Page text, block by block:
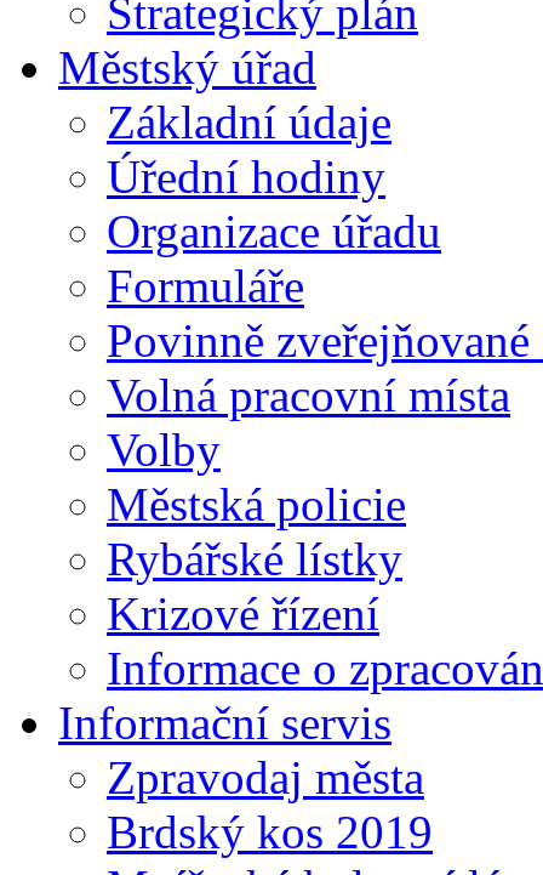
Strategický plán
Městský úřad
Základní údaje
Úřední hodiny
Organizace úřadu
Formuláře
Povinně
Volná pracovní místa
Volby
Městská policie
Rybářské lístky
Krizové řízení
Informace o
Informační servis
Zpravodaj města
Brdský kos 2019